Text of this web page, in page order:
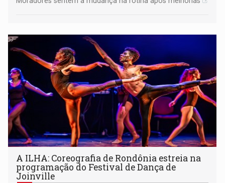
A ILHA: Coreografia de Rondônia estreia na
programação do Festival de Dança de
Joinville